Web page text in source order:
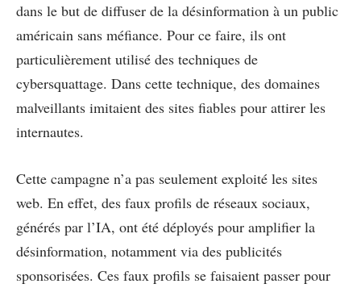
dans le but de diffuser de la désinformation à un public
américain sans méfiance. Pour ce faire, ils ont
particulièrement utilisé des techniques de
cybersquattage. Dans cette technique, des domaines
malveillants imitaient des sites fiables pour attirer les
internautes.
Cette campagne n’a pas seulement exploité les sites
web. En effet, des faux profils de réseaux sociaux,
générés par l’IA, ont été déployés pour amplifier la
désinformation, notamment via des publicités
sponsorisées. Ces faux profils se faisaient passer pour